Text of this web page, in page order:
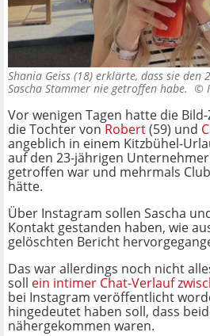
Shania Geiss (18) erklärte, dass sie den
Sascha Stammer nie getroffen habe. ©
Vor wenigen Tagen hatte die
die Tochter von Robert(59) und
angeblich in einem Kitzbühel-
auf den 23-jährigen
getroffen war und mehrmals
hätte.
Über Instagram sollen Sascha
Kontakt gestanden haben, wie
gelöschten Bericht
Das war allerdings noch nicht
soll ein intimer Chat-Verlauf
bei Instagram veröffentlicht
hingedeutet haben soll, dass
nähergekommen waren.